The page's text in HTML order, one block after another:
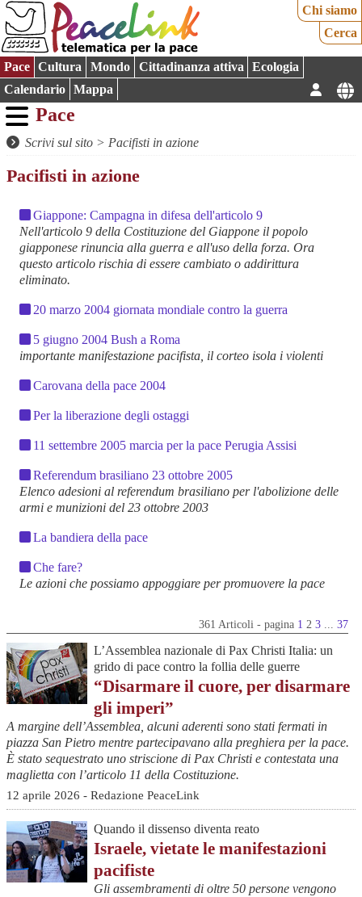
Chi siamo
Cerca
Pace Cultura Mondo Cittadinanza attiva
Ecologia
Calendario
Mappa
Pace
Scrivi sul sito > Pacifisti in azione
Pacifisti in azione
Giappone: Campagna in difesa dell'articolo 9
Nell'articolo 9 della Costituzione del Giappone il popolo
giapponese rinuncia alla guerra e all'uso della forza. Ora
questo articolo rischia di essere cambiato o addirittura
eliminato.
20 marzo 2004 giornata mondiale contro la guerra
5 giugno 2004 Bush a Roma
importante manifestazione pacifista, il corteo isola i violenti
Carovana della pace 2004
Per la liberazione degli ostaggi
11 settembre 2005 marcia per la pace Perugia Assisi
Referendum brasiliano 23 ottobre 2005
Elenco adesioni al referendum brasiliano per l'abolizione delle
armi e munizioni del 23 ottobre 2003
La bandiera della pace
Che fare?
Le azioni che possiamo appoggiare per promuovere la pace
361 Articoli - pagina 1 23 ...37
L’Assemblea nazionale di Pax Christi Italia: un
grido di pace contro la follia delle guerre
“Disarmare il cuore, per disarmare
gli imperi”
A margine dell’Assemblea, alcuni aderenti sono stati fermati in
piazza San Pietro mentre partecipavano alla preghiera per la pace.
È stato sequestrato uno striscione di Pax Christi e contestata una
maglietta con l’articolo 11 della Costituzione.
12 aprile 2026 - Redazione PeaceLink
Quando il dissenso diventa reato
Israele, vietate le manifestazioni
pacifiste
Gli assembramenti di oltre 50 persone vengono